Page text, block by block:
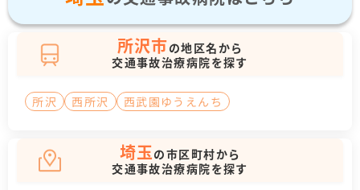
所沢市の地区名から
交通事故治療病院を探す
所沢 西所沢 西武園ゆうえんち
埼玉の市区町村から
交通事故治療病院を探す